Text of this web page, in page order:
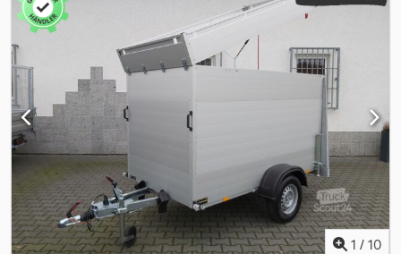
Hulco-*Anssems* *Maschinentransporter* einen Holzboden,
Zurrösen, Auffahrklappe mit Federunterstüzung und Abstützung,
Schaufelablage, stabiler geschweißter Stahlrahmen, Stützrad und
eine V-Deichsel. Crjdpfsqwddhex Ab Hef Zubehör für *Anssems
Kippanhänger* wie Aufsatzwände, Gitteraufsatz, Werkzeugbox,
Zurrgurte, Netze und Anhängerschloß haben wir auch im
Angebot.
1 / 10